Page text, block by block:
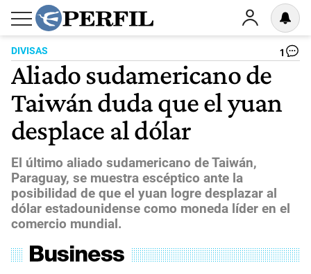
DIVISAS 1
Aliado sudamericano de
Taiwán duda que el yuan
desplace al dólar
El último aliado sudamericano de Taiwán,
Paraguay, se muestra escéptico ante la
posibilidad de que el yuan logre desplazar al
dólar estadounidense como moneda líder en el
comercio mundial.